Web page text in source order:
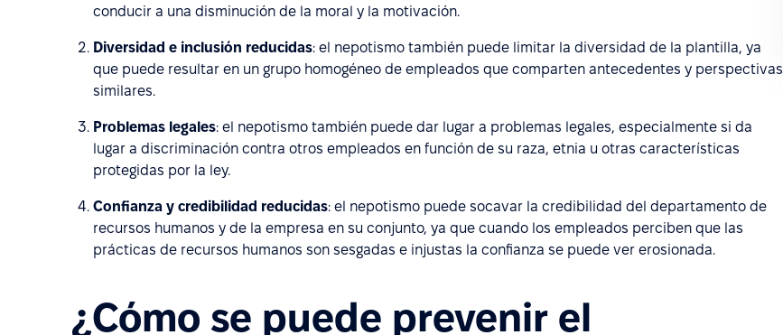
conducir a una disminución de la moral y la motivación.
Diversidad e inclusión reducidas: el nepotismo también puede limitar la diversidad de la plantilla, ya
que puede resultar en un grupo homogéneo de empleados que comparten antecedentes y perspectivas
similares.
Problemas legales: el nepotismo también puede dar lugar a problemas legales, especialmente si da
lugar a discriminación contra otros empleados en función de su raza, etnia u otras características
protegidas por la ley.
Confianza y credibilidad reducidas: el nepotismo puede socavar la credibilidad del departamento de
recursos humanos y de la empresa en su conjunto, ya que cuando los empleados perciben que las
prácticas de recursos humanos son sesgadas e injustas la confianza se puede ver erosionada.
¿Cómo se puede prevenir el